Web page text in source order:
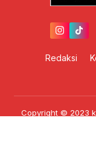
Redaksi
Copyright © 2023